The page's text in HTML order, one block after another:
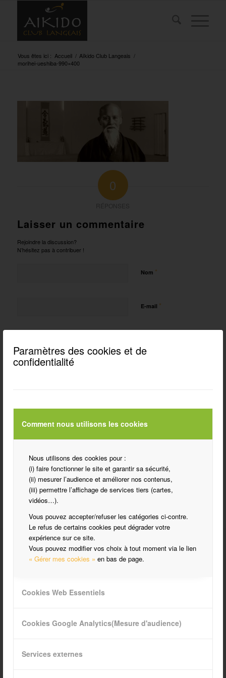
Paramètres des cookies et de
confidentialité
Comment nous utilisons les cookies
Nous utilisons des cookies pour :
(i) faire fonctionner le site et garantir sa sécurité,
(ii) mesurer l’audience et améliorer nos contenus,
(iii) permettre l’affichage de services tiers (cartes,
vidéos…).
Vous pouvez accepter/refuser les catégories ci-contre.
Le refus de certains cookies peut dégrader votre
expérience sur ce site.
Vous pouvez modifier vos choix à tout moment via le lien
« Gérer mes cookies » en bas de page.
Cookies Web Essentiels
Cookies Google Analytics(Mesure d'audience)
Services externes
Vous êtes ici : Accueil / Aïkido Club Langeais /
morihei-ueshiba-990×400
0
Laisser un commentaire
Rejoindre la discussion?
N’hésitez pas à contribuer !
Nom *
E-mail *
CATÉGORIES
Divers
Vidéos